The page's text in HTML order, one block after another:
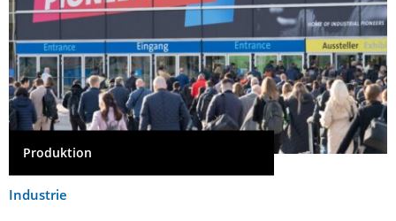
Produktion
Industrie